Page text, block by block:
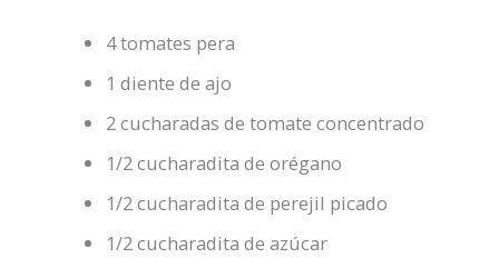
4 tomates pera
1 diente de ajo
2 cucharadas de tomate concentrado
1/2 cucharadita de orégano
1/2 cucharadita de perejil picado
1/2 cucharadita de azúcar